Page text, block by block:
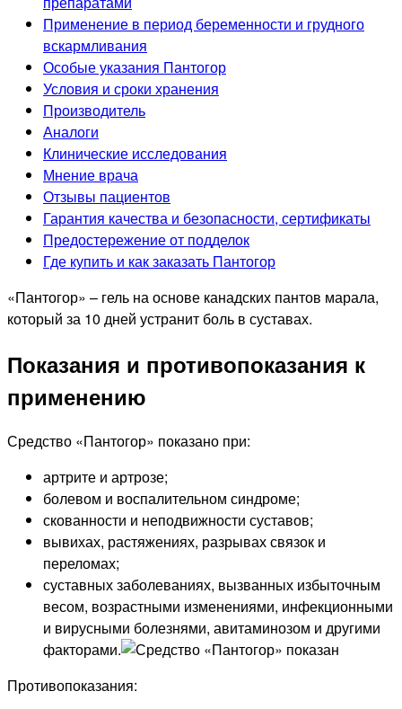
Применение в период беременности и грудного
вскармливания
Особые указания Пантогор
Условия и сроки хранения
Производитель
Аналоги
Клинические исследования
Мнение врача
Отзывы пациентов
Гарантия качества и безопасности, сертификаты
Предостережение от подделок
Где купить и как заказать Пантогор
«Пантогор» – гель на основе канадских пантов марала,
который за 10 дней устранит боль в суставах.
Показания и противопоказания к
применению
Средство «Пантогор» показано при:
артрите и артрозе;
болевом и воспалительном синдроме;
скованности и неподвижности суставов;
вывихах, растяжениях, разрывах связок и
переломах;
суставных заболеваниях, вызванных избыточным
весом, возрастными изменениями, инфекционными
и вирусными болезнями, авитаминозом и другими
факторами.
Противопоказания: